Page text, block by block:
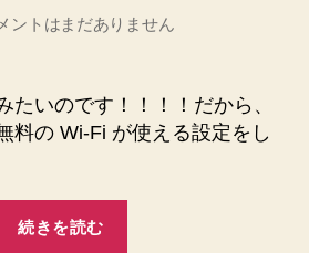
稿
ントはまだありません
たいのです！！！！だから、
料の Wi-Fi が使える設定をし
続きを読む